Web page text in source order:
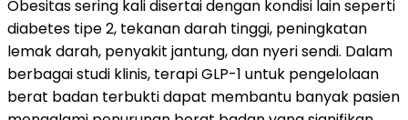
Obesitas sering kali disertai dengan kondisi lain seperti
diabetes tipe 2, tekanan darah tinggi, peningkatan
lemak darah, penyakit jantung, dan nyeri sendi. Dalam
berbagai studi klinis, terapi GLP-1 untuk pengelolaan
berat badan terbukti dapat membantu banyak pasien